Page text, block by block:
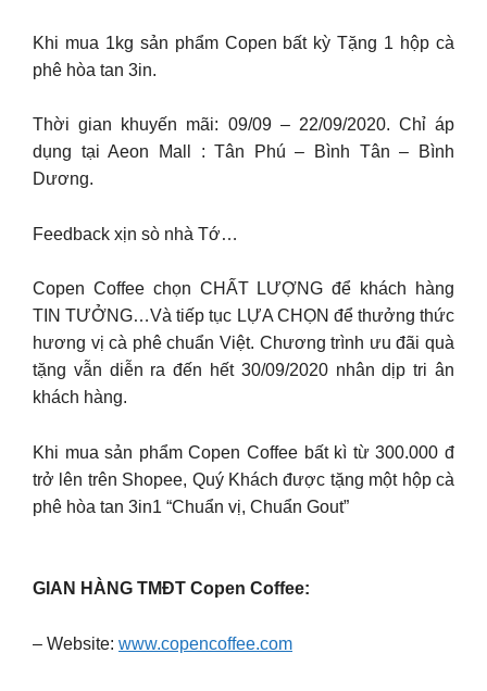
Khi mua 1kg sản phẩm Copen bất kỳ Tặng 1 hộp cà
phê hòa tan 3in.
Thời gian khuyến mãi: 09/09 – 22/09/2020. Chỉ áp
dụng tại Aeon Mall : Tân Phú – Bình Tân – Bình
Dương.
Feedback xịn sò nhà Tớ…
Copen Coffee chọn CHẤT LƯỢNG để khách hàng
TIN TƯỞNG…Và tiếp tục LỰA CHỌN để thưởng thức
hương vị cà phê chuẩn Việt. Chương trình ưu đãi quà
tặng vẫn diễn ra đến hết 30/09/2020 nhân dịp tri ân
khách hàng.
Khi mua sản phẩm Copen Coffee bất kì từ 300.000 đ
trở lên trên Shopee, Quý Khách được tặng một hộp cà
phê hòa tan 3in1 “Chuẩn vị, Chuẩn Gout”
GIAN HÀNG TMĐT Copen Coffee:
– Website: www.copencoffee.com